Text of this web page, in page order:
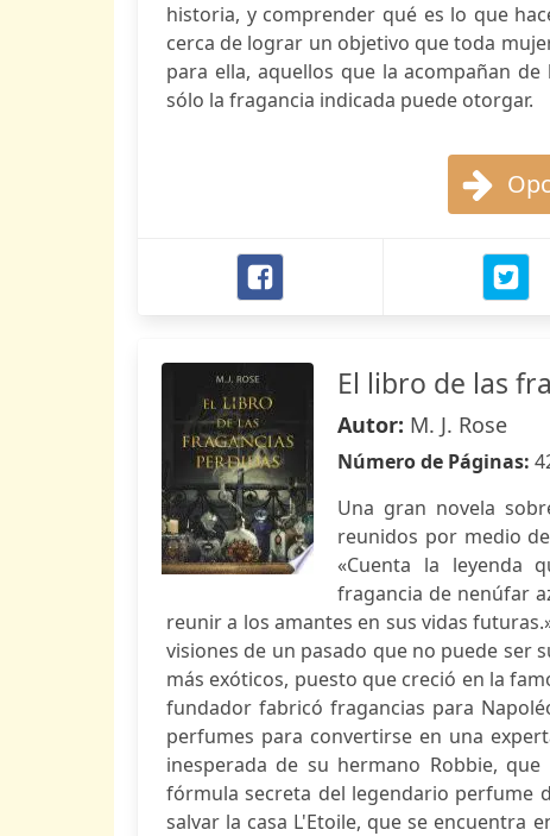
historia, y comprender qué es lo que
cerca de lograr un objetivo que toda
para ella, aquellos que la acompañan
sólo la fragancia indicada puede otorgar.
El libro de las
Autor: M. J. Rose
Número de Páginas:
Una gran novela
reunidos por medio
«Cuenta la leyenda
fragancia de nenúfar
reunir a los amantes en sus vidas
visiones de un pasado que no puede ser
más exóticos, puesto que creció en la
fundador fabricó fragancias para
perfumes para convertirse en una
inesperada de su hermano Robbie,
fórmula secreta del legendario perfume
salvar la casa L'Etoile, que se encuentra